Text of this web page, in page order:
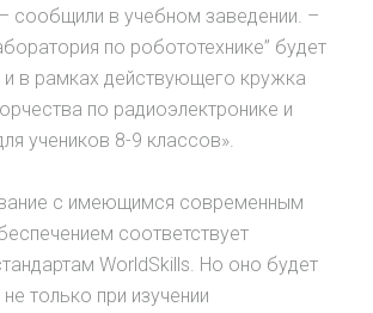
сообщили в учебном заведении. –
по робототехнике” будет
и в рамках действующего кружка
по радиоэлектронике и
учеников 8-9 классов».
с имеющимся современным
соответствует
WorldSkills. Но оно будет
только при изучении